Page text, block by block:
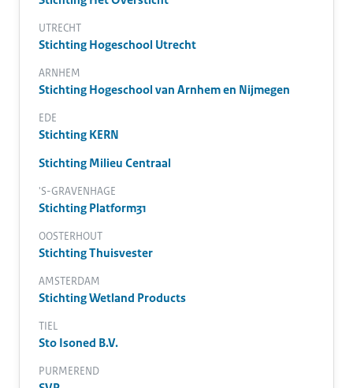
UTRECHT
Stichting Hogeschool Utrecht
ARNHEM
Stichting Hogeschool van Arnhem en Nijmegen
EDE
Stichting KERN
Stichting Milieu Centraal
'S-GRAVENHAGE
Stichting Platform31
OOSTERHOUT
Stichting Thuisvester
AMSTERDAM
Stichting Wetland Products
TIEL
Sto Isoned B.V.
PURMEREND